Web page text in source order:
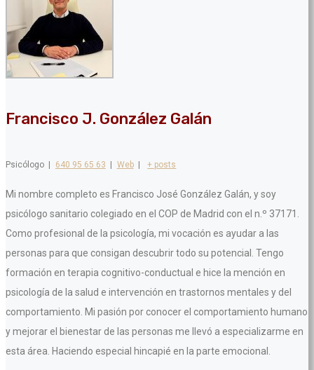
Francisco J. González Galán
Psicólogo 640 95 65 63 Web + posts
Mi nombre completo es Francisco José González Galán, y soy
psicólogo sanitario colegiado en el COP de Madrid con el n.º 37171.
Como profesional de la psicología, mi vocación es ayudar a las
personas para que consigan descubrir todo su potencial. Tengo
formación en terapia cognitivo-conductual e hice la mención en
psicología de la salud e intervención en trastornos mentales y del
comportamiento. Mi pasión por conocer el comportamiento humano
y mejorar el bienestar de las personas me llevó a especializarme en
esta área. Haciendo especial hincapié en la parte emocional.